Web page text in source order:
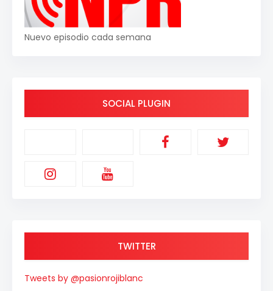
Nuevo episodio cada semana
SOCIAL PLUGIN
TWITTER
Tweets by @pasionrojiblanc